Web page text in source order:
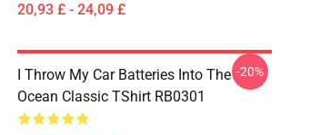
20,93 £ - 24,09 £
I Throw My Car Batteries Into The
Ocean Classic TShirt RB0301
-20%